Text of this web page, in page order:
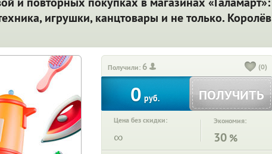
игрушки, канцтовары и не только. Королёв
Получили: 6 (0)
0 руб. ПОЛУЧИТЬ
Цена без скидки:
∞
Экономия:
30 %